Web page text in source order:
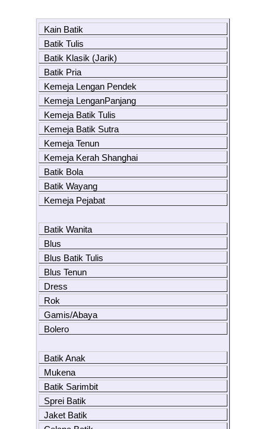
Kain Batik
Batik Tulis
Batik Klasik (Jarik)
Batik Pria
Kemeja Lengan Pendek
Kemeja LenganPanjang
Kemeja Batik Tulis
Kemeja Batik Sutra
Kemeja Tenun
Kemeja Kerah Shanghai
Batik Bola
Batik Wayang
Kemeja Pejabat
Batik Wanita
Blus
Blus Batik Tulis
Blus Tenun
Dress
Rok
Gamis/Abaya
Bolero
Batik Anak
Mukena
Batik Sarimbit
Sprei Batik
Jaket Batik